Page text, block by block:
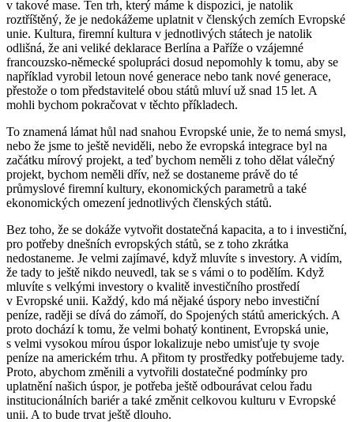
v takové mase. Ten trh, který máme k dispozici, je natolik
roztříštěný, že je nedokážeme uplatnit v členských zemích Evropské
unie. Kultura, firemní kultura v jednotlivých státech je natolik
odlišná, že ani veliké deklarace Berlína a Paříže o vzájemné
francouzsko-německé spolupráci dosud nepomohly k tomu, aby se
například vyrobil letoun nové generace nebo tank nové generace,
přestože o tom představitelé obou států mluví už snad 15 let. A
mohli bychom pokračovat v těchto příkladech.
To znamená lámat hůl nad snahou Evropské unie, že to nemá smysl,
nebo že jsme to ještě neviděli, nebo že evropská integrace byl na
začátku mírový projekt, a teď bychom neměli z toho dělat válečný
projekt, bychom neměli dřív, než se dostaneme právě do té
průmyslové firemní kultury, ekonomických parametrů a také
ekonomických omezení jednotlivých členských států.
Bez toho, že se dokáže vytvořit dostatečná kapacita, a to i investiční,
pro potřeby dnešních evropských států, se z toho zkrátka
nedostaneme. Je velmi zajímavé, když mluvíte s investory. A vidím,
že tady to ještě nikdo neuvedl, tak se s vámi o to podělím. Když
mluvíte s velkými investory o kvalitě investičního prostředí
v Evropské unii. Každý, kdo má nějaké úspory nebo investiční
peníze, raději se dívá do zámoří, do Spojených států amerických. A
proto dochází k tomu, že velmi bohatý kontinent, Evropská unie,
s velmi vysokou mírou úspor lokalizuje nebo umisťuje ty svoje
peníze na americkém trhu. A přitom ty prostředky potřebujeme tady.
Proto, abychom změnili a vytvořili dostatečné podmínky pro
uplatnění našich úspor, je potřeba ještě odbourávat celou řadu
institucionálních bariér a také změnit celkovou kulturu v Evropské
unii. A to bude trvat ještě dlouho.